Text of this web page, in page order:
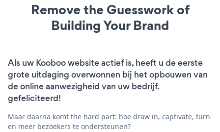
Remove the Guesswork of
Building Your Brand
Als uw Kooboo website actief is, heeft u de eerste
grote uitdaging overwonnen bij het opbouwen van
de online aanwezigheid van uw bedrijf.
gefeliciteerd!
Maar daarna komt the hard part: hoe draw in, captivate, turn
en meer bezoekers te ondersteunen?